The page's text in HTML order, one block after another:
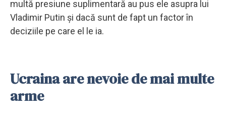
multă presiune suplimentară au pus ele asupra lui
Vladimir Putin şi dacă sunt de fapt un factor în
deciziile pe care el le ia.
Ucraina are nevoie de mai multe
arme